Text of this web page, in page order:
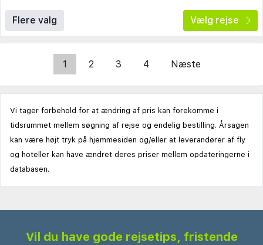
Flere valg Vælg rejse
1 2 3 4 Næste
Vi tager forbehold for at ændring af pris kan forekomme i
tidsrummet mellem søgning af rejse og endelig bestilling. Årsagen
kan være højt tryk på hjemmesiden og/eller at leverandører af fly
og hoteller kan have ændret deres priser mellem opdateringerne i
databasen.
Vil du have gode rejsetips, fristende